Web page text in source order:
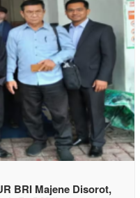
BRI Majene Disorot,